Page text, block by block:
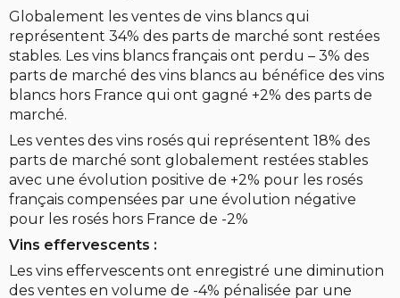
Globalement les ventes de vins blancs qui
représentent 34% des parts de marché sont restées
stables. Les vins blancs français ont perdu – 3% des
parts de marché des vins blancs au bénéfice des vins
blancs hors France qui ont gagné +2% des parts de
marché.
Les ventes des vins rosés qui représentent 18% des
parts de marché sont globalement restées stables
avec une évolution positive de +2% pour les rosés
français compensées par une évolution négative
pour les rosés hors France de -2%
Vins effervescents :
Les vins effervescents ont enregistré une diminution
des ventes en volume de -4% pénalisée par une